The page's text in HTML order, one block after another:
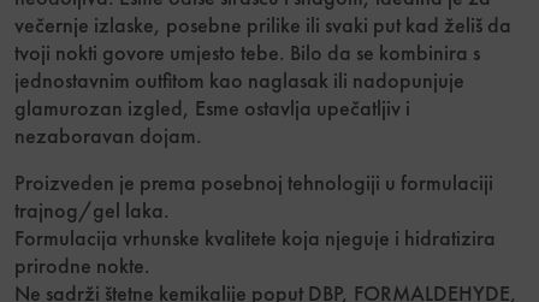
večernje izlaske, posebne prilike ili svaki put kad želiš da
tvoji nokti govore umjesto tebe. Bilo da se kombinira s
jednostavnim outfitom kao naglasak ili nadopunjuje
glamurozan izgled, Esme ostavlja upečatljiv i
nezaboravan dojam.
Proizveden je prema posebnoj tehnologiji u formulaciji
trajnog/gel laka.
Formulacija vrhunske kvalitete koja njeguje i hidratizira
prirodne nokte.
Ne sadrži štetne kemikalije poput DBP, FORMALDEHYDE,